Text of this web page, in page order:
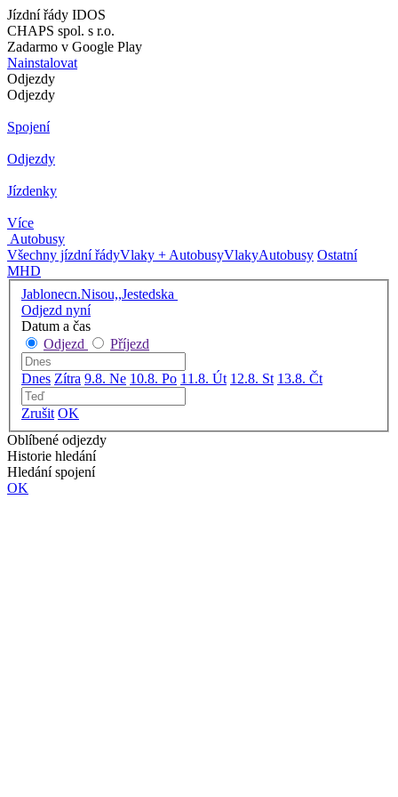
Jízdní řády IDOS
CHAPS spol. s r.o.
Zadarmo v Google Play
Nainstalovat
Odjezdy
Odjezdy
Spojení
Odjezdy
Jízdenky
Více
Autobusy
Všechny jízdní řádyVlaky + AutobusyVlakyAutobusy Ostatní
MHD
Jablonecn.Nisou,,Jestedska
Odjezd nyní
Datum a čas
Odjezd
Příjezd
Dnes Zítra 9.8. Ne 10.8. Po 11.8. Út 12.8. St 13.8. Čt
Zrušit OK
Oblíbené odjezdy
Historie hledání
Hledání spojení
OK